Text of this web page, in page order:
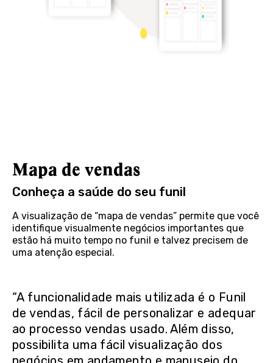
Mapa de vendas
Conheça a saúde do seu funil
A visualização de “mapa de vendas” permite que você
identifique visualmente negócios importantes que
estão há muito tempo no funil e talvez precisem de
uma atenção especial.
“A funcionalidade mais utilizada é o Funil
de vendas, fácil de personalizar e adequar
ao processo vendas usado. Além disso,
possibilita uma fácil visualização dos